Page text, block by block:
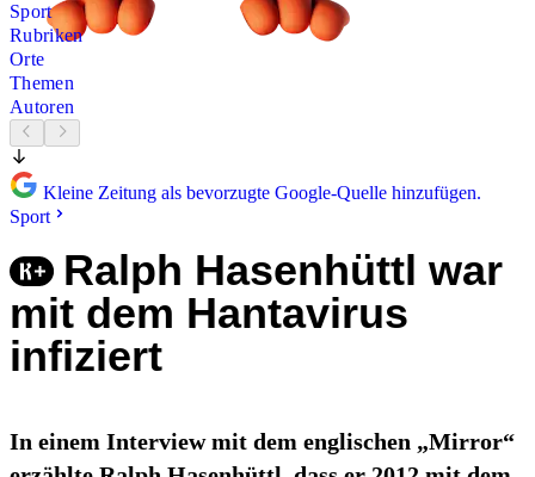
Sport
Rubriken
Orte
Themen
Autoren
Kleine Zeitung als bevorzugte Google-Quelle hinzufügen.
Sport
Ralph Hasenhüttl war
mit dem Hantavirus
infiziert
In einem Interview mit dem englischen „Mirror“